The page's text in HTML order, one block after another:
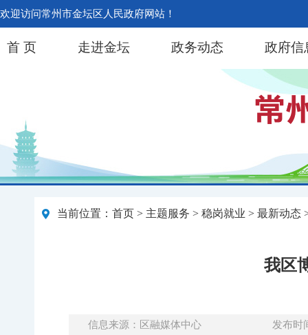
欢迎访问常州市金坛区人民政府网站！
首 页 走进金坛 政务动态 政府信
当前位置： 首页 > 主题服务 > 稳岗就业 > 最新动态
我区
信息来源：区融媒体中心 发布时